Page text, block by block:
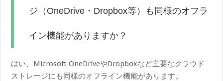
ジ（OneDrive・Dropbox等）も同様のオフラ
イン機能がありますか？
はい、Microsoft OneDriveやDropboxなど主要なクラウド
ストレージにも同様のオフライン機能があります。